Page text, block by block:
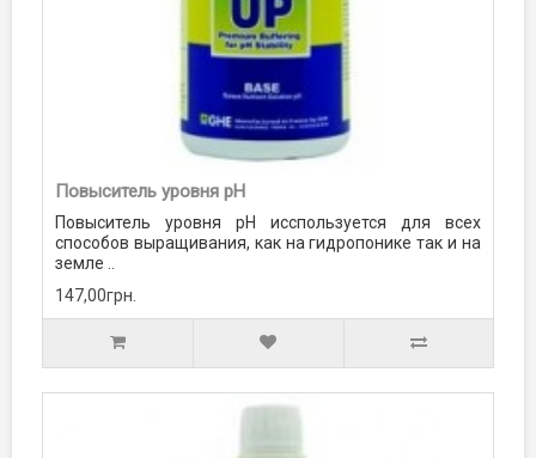
Повыситель уровня pН
Повыситель уровня pН исспользуется для всех
способов выращивания, как на гидропонике так и на
земле ..
147,00грн.